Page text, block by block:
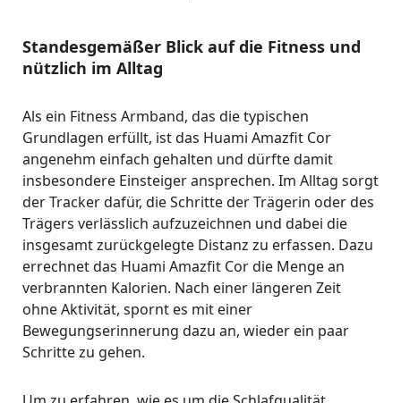
Standesgemäßer Blick auf die Fitness und
nützlich im Alltag
Als ein Fitness Armband, das die typischen
Grundlagen erfüllt, ist das Huami Amazfit Cor
angenehm einfach gehalten und dürfte damit
insbesondere Einsteiger ansprechen. Im Alltag sorgt
der Tracker dafür, die Schritte der Trägerin oder des
Trägers verlässlich aufzuzeichnen und dabei die
insgesamt zurückgelegte Distanz zu erfassen. Dazu
errechnet das Huami Amazfit Cor die Menge an
verbrannten Kalorien. Nach einer längeren Zeit
ohne Aktivität, spornt es mit einer
Bewegungserinnerung dazu an, wieder ein paar
Schritte zu gehen.